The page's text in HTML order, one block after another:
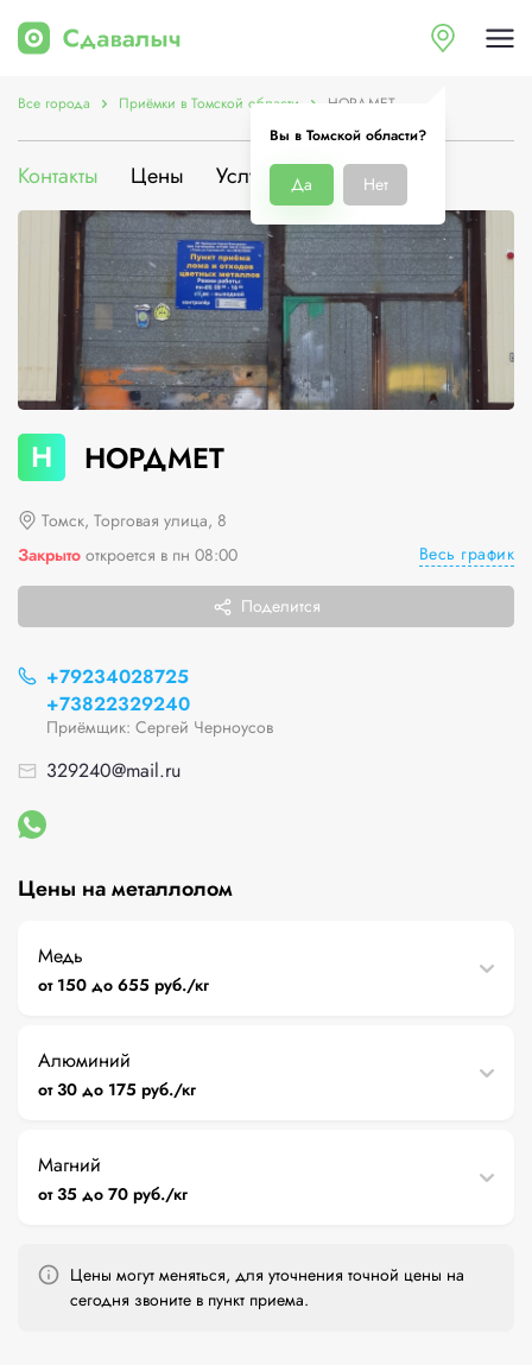
Вы в Томской области?
Да Нет
Все города Приёмки в Томской области НОРДМЕТ
Контакты Цены Услуги О компании
Н НОРДМЕТ
Томск, Торговая улица, 8
Закрыто откроется в пн 08:00 Весь график
Поделится
+79234028725
+73822329240
Приёмщик: Сергей Черноусов
329240@mail.ru
Цены на металлолом
Медь
от 150 до 655 руб./кг
Алюминий
от 30 до 175 руб./кг
Магний
от 35 до 70 руб./кг
Цены могут меняться, для уточнения точной цены на
сегодня звоните в пункт приема.